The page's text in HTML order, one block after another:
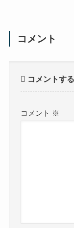
コメント
コメントする
コメント ※